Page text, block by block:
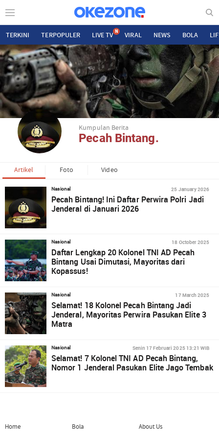
TERKINI TERPOPULER LIVE TV N VIRAL NEWS BOLA
Kumpulan Berita
Pecah Bintang.
Artikel Foto Video
Nasional 25 January 2026
Pecah Bintang! Ini Daftar Perwira Polri Jadi
Jenderal di Januari 2026
Nasional 18 October 2025
Daftar Lengkap 20 Kolonel TNI AD Pecah
Bintang Usai Dimutasi, Mayoritas dari
Kopassus!
Nasional 17 March 2025
Selamat! 18 Kolonel Pecah Bintang Jadi
Jenderal, Mayoritas Perwira Pasukan Elite 3
Matra
Nasional Senin 17 Februari 2025 13:21 WIB
Selamat! 7 Kolonel TNI AD Pecah Bintang,
Nomor 1 Jenderal Pasukan Elite Jago Tembak
Home
Bola
About Us